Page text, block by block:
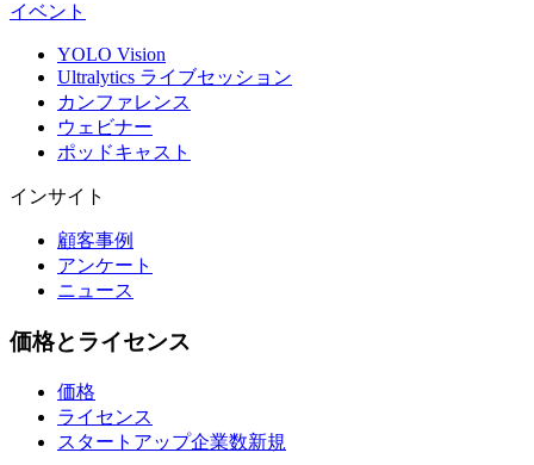
イベント
YOLO Vision
Ultralytics ライブセッション
カンファレンス
ウェビナー
ポッドキャスト
インサイト
顧客事例
アンケート
ニュース
価格とライセンス
価格
ライセンス
スタートアップ企業数新規